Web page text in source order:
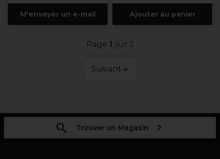
M'envoyer un e-mail Ajouter au panier
Page 1 sur 2
Suivant
Trouver un Magasin